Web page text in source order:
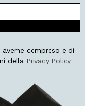
compreso e di
della Privacy Policy